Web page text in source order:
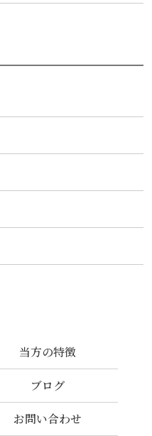
当方の特徴
ブログ
お問い合わせ